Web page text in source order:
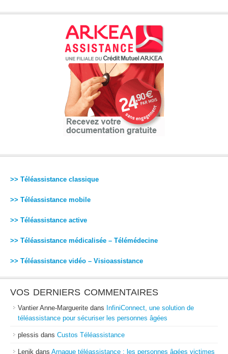
>> Téléassistance classique
>> Téléassistance mobile
>> Téléassistance active
>> Téléassistance médicalisée – Télémédecine
>> Téléassistance vidéo – Visioassistance
VOS DERNIERS COMMENTAIRES
Vantier Anne-Marguerite dans InfiniConnect, une solution de
téléassistance pour sécuriser les personnes âgées
plessis dans Custos Téléassistance
Lenik dans Arnaque téléassistance : les personnes âgées victimes